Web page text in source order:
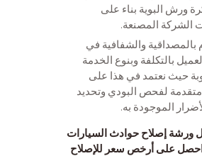
ورش البوية بناء على
الشركة المصنعة.
بالمصداقية والشفافية في
بالتكلفة وبنوع الخدمة
حيث نعتمد في هذا على
لفحص البودي وتحديد
الموجودة به.
ورشة إصلاح حوادث السيارات
على أرخص سعر للإصلاح